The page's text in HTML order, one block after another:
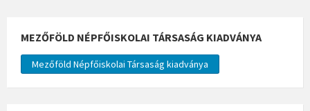
MEZŐFÖLD NÉPFŐISKOLAI TÁRSASÁG KIADVÁNYA
Mezőföld Népfőiskolai Társaság kiadványa